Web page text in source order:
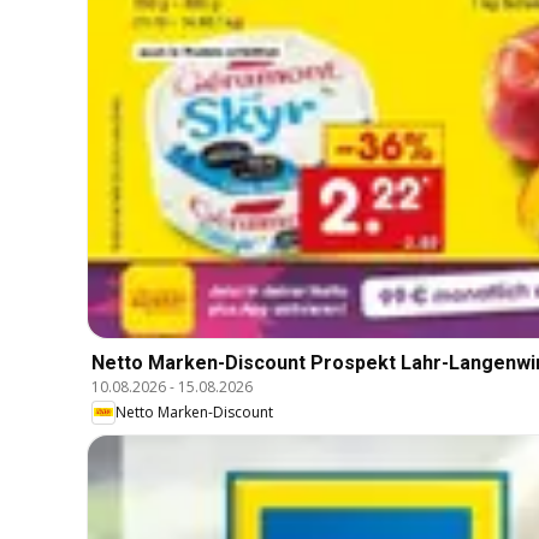
Netto Marken-Discount Prospekt Lahr-
10.08.2026- 15.08.2026
Netto Marken-Discount